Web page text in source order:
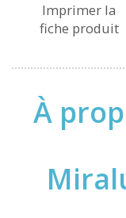
Imprimer la
fiche produit
À